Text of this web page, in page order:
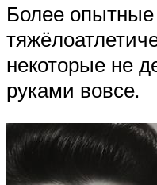
Более
некоторые не
руками вовсе.